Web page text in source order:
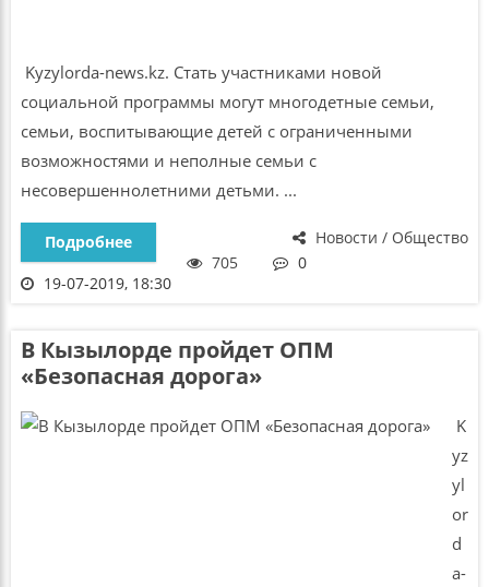
Kyzylorda-news.kz. Стать участниками новой
социальной программы могут многодетные семьи,
семьи, воспитывающие детей с ограниченными
возможностями и неполные семьи с
несовершеннолетними детьми. ...
Новости / Общество
Подробнее
705
0
19-07-2019, 18:30
В Кызылорде пройдет ОПМ
«Безопасная дорога»
K
yz
yl
or
d
a-